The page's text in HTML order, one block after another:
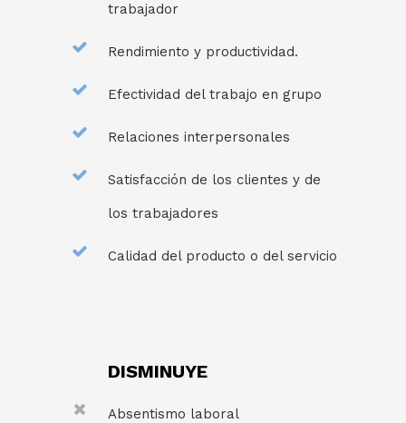
trabajador
Rendimiento y productividad.
Efectividad del trabajo en grupo
Relaciones interpersonales
Satisfacción de los clientes y de
los trabajadores
Calidad del producto o del servicio
DISMINUYE
Absentismo laboral